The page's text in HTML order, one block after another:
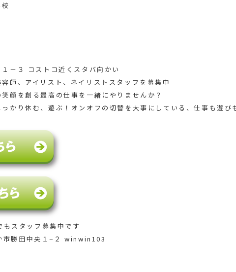
－３ コストコ近くスタバ向かい
師、アイリスト、ネイリストスタッフを募集中
顔を創る最高の仕事を一緒にやりませんか？
かり休む、遊ぶ！オンオフの切替を大事にしている、仕事も遊び
スタッフ募集中です
市勝田中央１−２ winwin103